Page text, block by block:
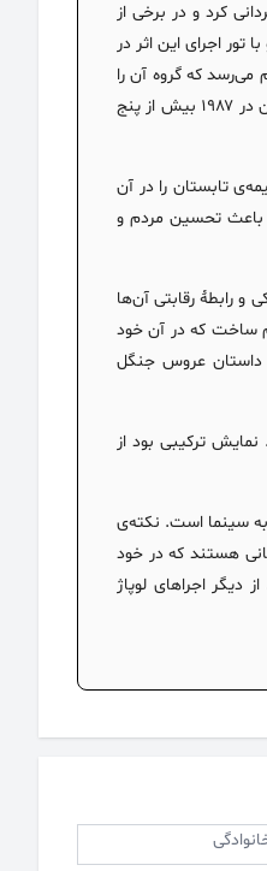
کارگردانی کرد و در برخی از
او با تور اجرای این اثر در
می‌رسد که گروه آن را
برای همیشه کنار بگذارد. نخستین اجرای سه‌گانه‌ی اژدها در سال۱۹۸۴ حدود یک ساعت طول می‌کشید، اما در پایان تور جهانی آن در ۱۹۸۷ بیش از پنج
نیمه‌ی تابستان را در آن
کرد و باعث تحسین مردم و
و رابطهٔ رقابتی آن‌ها
فیلمی به همین نام ساخت که در آن خود
داستان عروس جنگل
نمایش ترکیبی بود از
به سینما است. نکته‌ی
هستند که در خود
اجراهای لوپاژ